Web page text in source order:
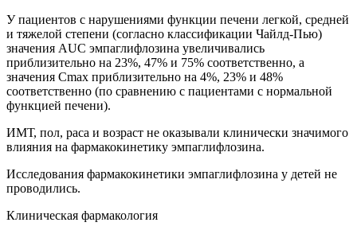
У пациентов с нарушениями функции печени легкой, средней
и тяжелой степени (согласно классификации Чайлд-Пью)
значения AUC эмпаглифлозина увеличивались
приблизительно на 23%, 47% и 75% соответственно, а
значения Cmax приблизительно на 4%, 23% и 48%
соответственно (по сравнению с пациентами с нормальной
функцией печени).
ИМТ, пол, раса и возраст не оказывали клинически значимого
влияния на фармакокинетику эмпаглифлозина.
Исследования фармакокинетики эмпаглифлозина у детей не
проводились.
Клиническая фармакология